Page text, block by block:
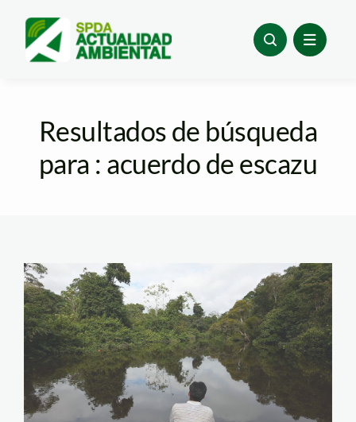
content
Resultados de búsqueda
para : acuerdo de escazu
nueva jerusalen, en la
reserva tamshiyacu
taguayo